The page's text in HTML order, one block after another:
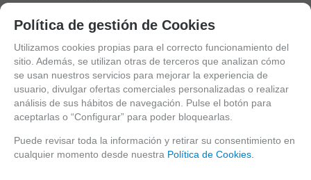
Accesorios Saxo Tenor
Abrazaderas
Anillo Fonico Saxo Tenor
Atriles Marcha
Boquillas
Boquilleros
Cañas
Política de gestión de Cookies
Utilizamos cookies propias para el correcto funcionamiento del
sitio. Además, se utilizan otras de terceros que analizan cómo
se usan nuestros servicios para mejorar la experiencia de
usuario, divulgar ofertas comerciales personalizadas o realizar
análisis de sus hábitos de navegación. Pulse el botón para
aceptarlas o “Configurar” para poder bloquearlas.
Puede revisar toda la información y retirar su consentimiento en
cualquier momento desde nuestra Política de Cookies.